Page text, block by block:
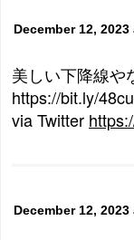
December 12, 2023
美しい下降線
https://bit.ly/
via Twitter
December 12, 2023